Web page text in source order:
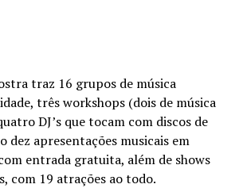
traz 16 grupos de música
três workshops (dois de música
DJ’s que tocam com discos de
dez apresentações musicais em
entrada gratuita, além de shows
com 19 atrações ao todo.